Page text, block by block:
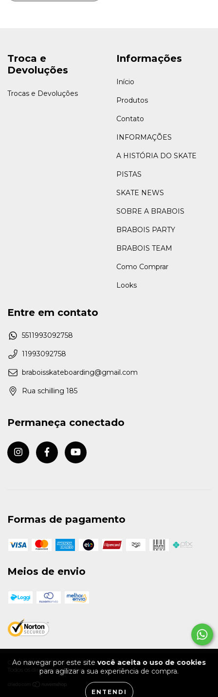
Ao navegar por este sitevocê aceita o uso de cookies
para agilizar a sua experiência de compra.
ENTENDI
Troca e
Devoluções
Trocas e Devoluções
Informações
Início
Produtos
Contato
INFORMAÇÕES
A HISTÓRIA DO SKATE
PISTAS
SKATE NEWS
SOBRE A BRABOIS
BRABOIS PARTY
BRABOIS TEAM
Como Comprar
Looks
Entre em contato
5511993092758
11993092758
braboisskateboarding@gmail.com
Rua schilling 185
Permaneça conectado
Formas de pagamento
Meios de envio
Copyright BRABOIS SKATEBOARDING - 36163318000130 - 2026.
Todos os direitos reservados.